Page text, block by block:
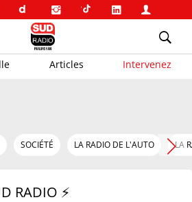
Articles Intervenez
SOCIÉTÉ LA RADIO DE L'AUTO LA
RADIO ⚡️